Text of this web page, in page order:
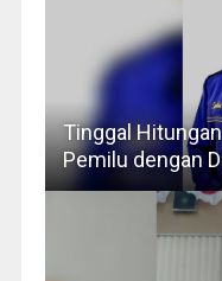
Tinggal
Pemilu dengan